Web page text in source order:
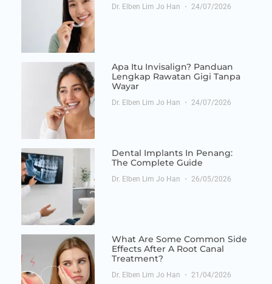
Dr. Elben Lim Jo Han 24/07/2026
Apa Itu Invisalign? Panduan
Lengkap Rawatan Gigi Tanpa
Wayar
Dr. Elben Lim Jo Han 24/07/2026
Dental Implants In Penang:
The Complete Guide
Dr. Elben Lim Jo Han 26/05/2026
What Are Some Common Side
Effects After A Root Canal
Treatment?
Dr. Elben Lim Jo Han 21/04/2026